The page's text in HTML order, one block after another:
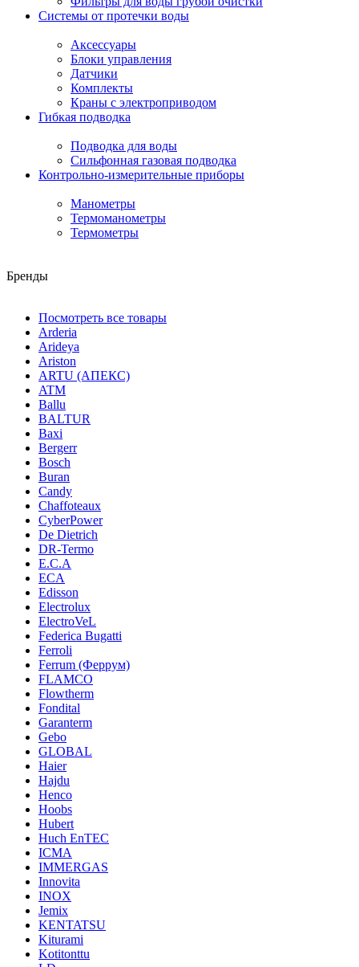
Системы от протечки воды
Аксессуары
Блоки управления
Датчики
Комплекты
Краны с электроприводом
Гибкая подводка
Подводка для воды
Сильфонная газовая подводка
Контрольно-измерительные приборы
Манометры
Термоманометры
Термометры
Бренды
Посмотреть все товары
Arderia
Arideya
Ariston
ARTU (АПЕКС)
ATM
Ballu
BALTUR
Baxi
Bergerr
Bosch
Buran
Candy
Chaffoteaux
CyberPower
De Dietrich
DR-Termo
E.C.A
ECA
Edisson
Electrolux
ElectroVeL
Federica Bugatti
Ferroli
Ferrum (Феррум)
FLAMCO
Flowtherm
Fondital
Garanterm
Gebo
GLOBAL
Haier
Hajdu
Henco
Hoobs
Hubert
Huch EnTEC
ICMA
IMMERGAS
Innovita
INOX
Jemix
KENTATSU
Kiturami
Kotitonttu